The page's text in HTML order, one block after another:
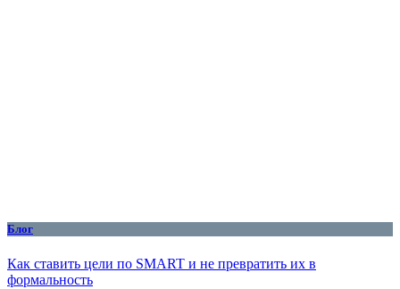
Блог
Как ставить цели по SMART и не превратить их в
формальность